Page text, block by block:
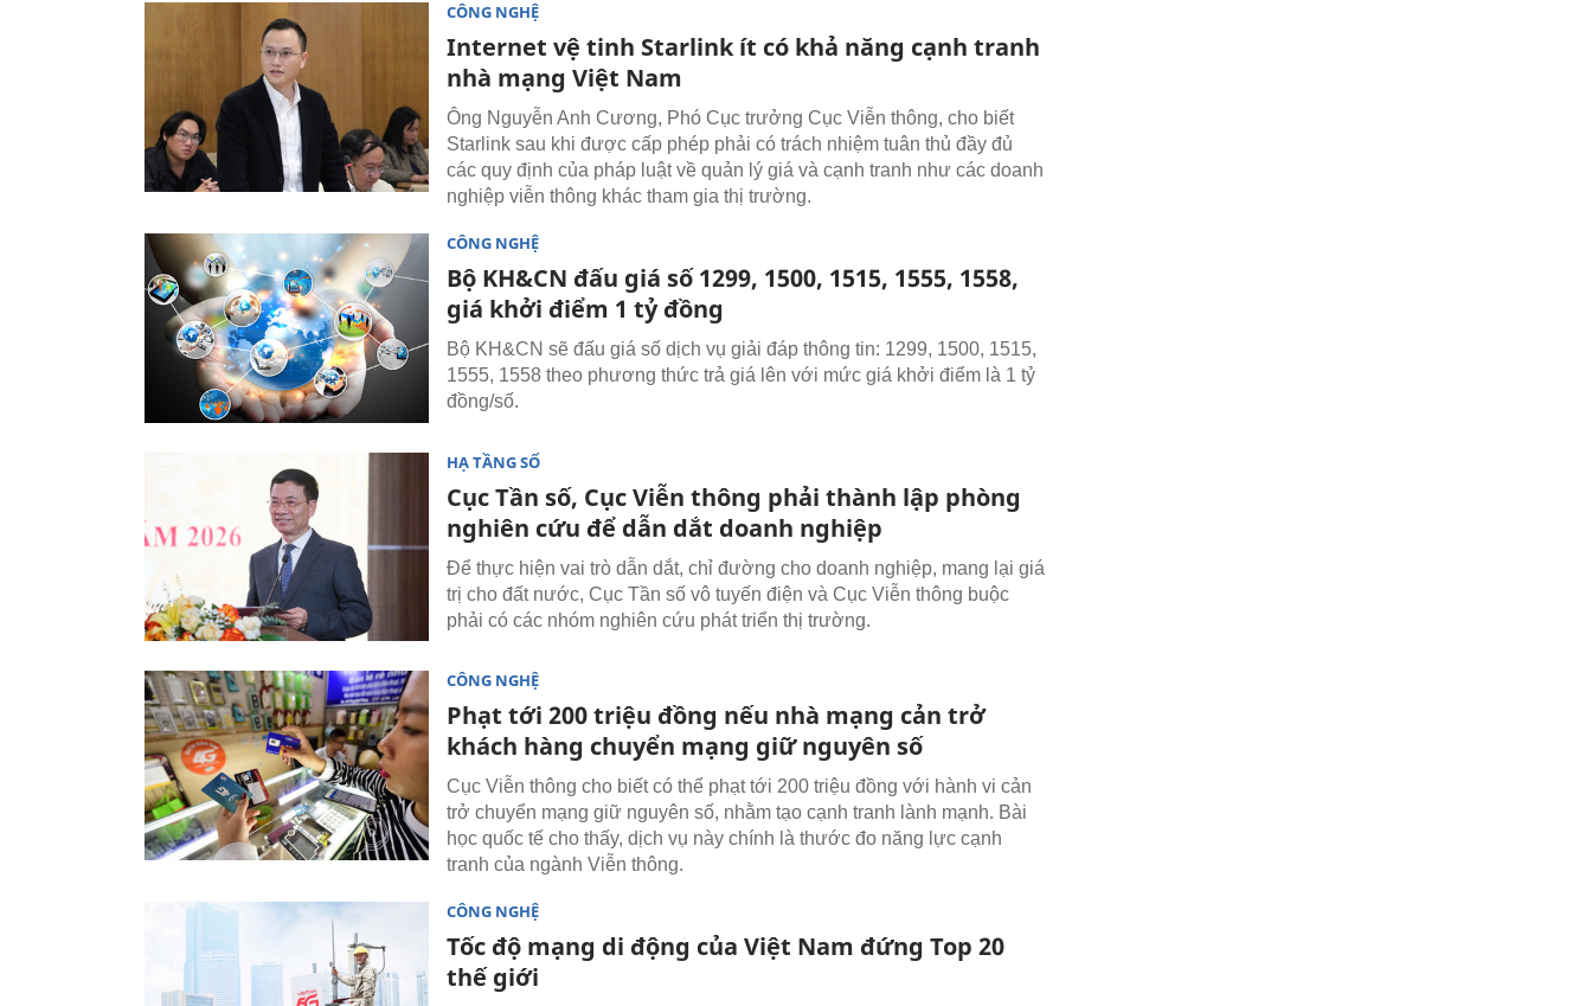
CÔNG NGHỆ
Internet vệ tinh Starlink ít có khả năng cạnh tranh
nhà mạng Việt Nam
Ông Nguyễn Anh Cương, Phó Cục trưởng Cục Viễn thông, cho biết
Starlink sau khi được cấp phép phải có trách nhiệm tuân thủ đầy đủ
các quy định của pháp luật về quản lý giá và cạnh tranh như các doanh
nghiệp viễn thông khác tham gia thị trường.
CÔNG NGHỆ
Bộ KH&CN đấu giá số 1299, 1500, 1515, 1555, 1558,
giá khởi điểm 1 tỷ đồng
Bộ KH&CN sẽ đấu giá số dịch vụ giải đáp thông tin: 1299, 1500, 1515,
1555, 1558 theo phương thức trả giá lên với mức giá khởi điểm là 1 tỷ
đồng/số.
HẠ TẦNG SỐ
Cục Tần số, Cục Viễn thông phải thành lập phòng
nghiên cứu để dẫn dắt doanh nghiệp
Để thực hiện vai trò dẫn dắt, chỉ đường cho doanh nghiệp, mang lại giá
trị cho đất nước, Cục Tần số vô tuyến điện và Cục Viễn thông buộc
phải có các nhóm nghiên cứu phát triển thị trường.
CÔNG NGHỆ
Phạt tới 200 triệu đồng nếu nhà mạng cản trở
khách hàng chuyển mạng giữ nguyên số
Cục Viễn thông cho biết có thể phạt tới 200 triệu đồng với hành vi cản
trở chuyển mạng giữ nguyên số, nhằm tạo cạnh tranh lành mạnh. Bài
học quốc tế cho thấy, dịch vụ này chính là thước đo năng lực cạnh
tranh của ngành Viễn thông.
CÔNG NGHỆ
Tốc độ mạng di động của Việt Nam đứng Top 20
thế giới